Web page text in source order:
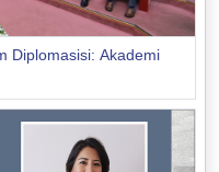
Diplomasisi: Akademi